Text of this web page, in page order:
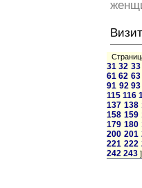
31 32 33
61 62 63
91 92 93
115 116
137 138
158 159
179 180
200 201
221 222
242 243 ]